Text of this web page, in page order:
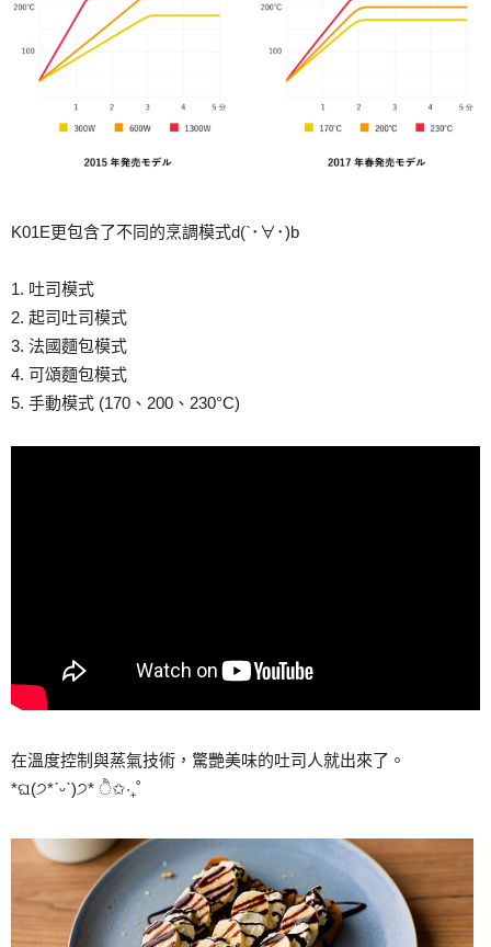
K01E更包含了不同的烹調模式d(`･∀･)b
1. 吐司模式
2. 起司吐司模式
3. 法國麵包模式
4. 可頌麵包模式
5. 手動模式 (170、200、230°C)
在溫度控制與蒸氣技術，驚艷美味的吐司人就出來了。
*ଘ(੭*ˊᵕˋ)੭* ੈ✩‧₊˚